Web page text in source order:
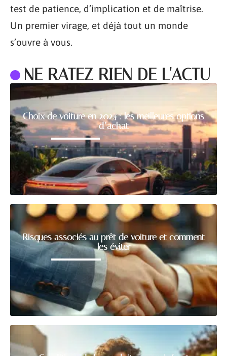
test de patience, d’implication et de maîtrise.
Un premier virage, et déjà tout un monde
s’ouvre à vous.
NE RATEZ RIEN DE L'ACTU
Choix de voiture en 2024 : les meilleures options
d’achat
Risques associés au prêt de voiture et comment
les éviter